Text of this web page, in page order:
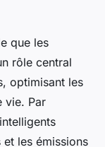
que les
rôle central
optimisant les
vie. Par
les émissions